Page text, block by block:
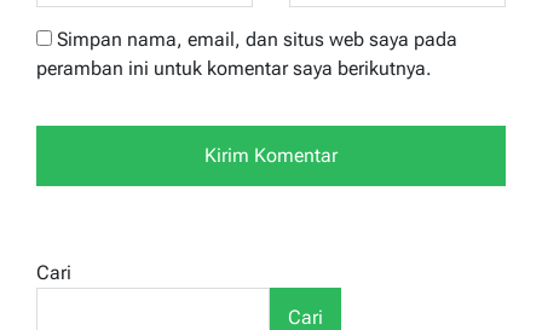
Simpan nama, email, dan situs web saya pada
peramban ini untuk komentar saya berikutnya.
Cari
Cari